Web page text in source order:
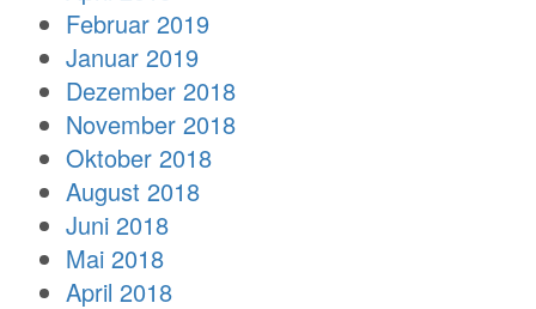
Februar 2019
Januar 2019
Dezember 2018
November 2018
Oktober 2018
August 2018
Juni 2018
Mai 2018
April 2018